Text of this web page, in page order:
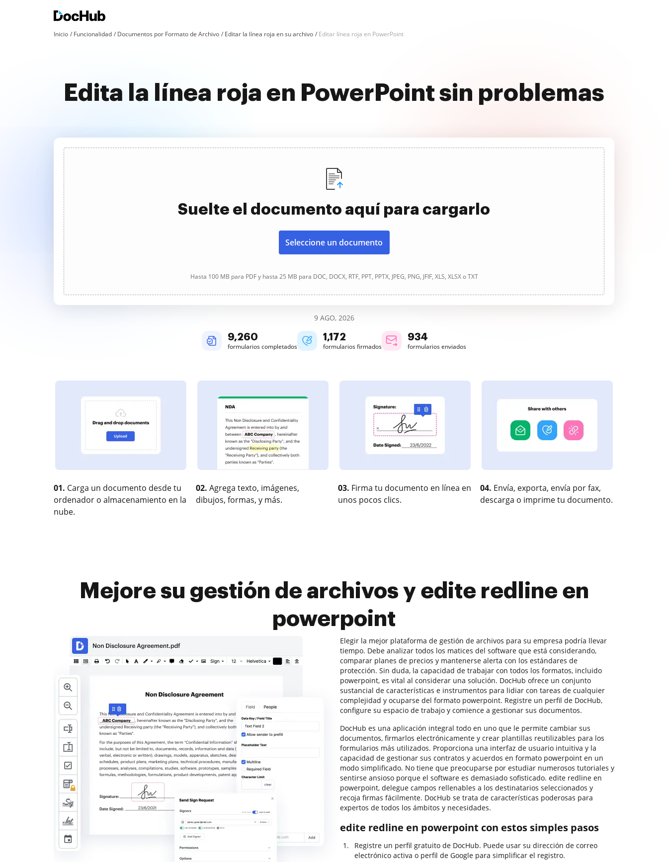
Inicio Funcionalidad Documentos por Formato de Archivo Editar la línea roja en su archivo Editar línea roja en PowerPoint
Edita la línea roja en PowerPoint sin problemas
Suelte el documento aquí para cargarlo
Seleccione un documento
Hasta 100 MB para PDF y hasta 25 MB para DOC, DOCX, RTF, PPT, PPTX, JPEG, PNG, JFIF, XLS, XLSX o TXT
9 AGO, 2026
9,262
formularios completados
1,172
formularios firmados
934
formularios enviados
01. Carga un documento desde tu
ordenador o almacenamiento en la
nube.
02. Agrega texto, imágenes,
dibujos, formas, y más.
03. Firma tu documento en línea en
unos pocos clics.
04. Envía, exporta, envía por fax,
descarga o imprime tu documento.
Mejore su gestión de archivos y edite redline en
powerpoint
Elegir la mejor plataforma de gestión de archivos para su empresa podría llevar
tiempo. Debe analizar todos los matices del software que está considerando,
comparar planes de precios y mantenerse alerta con los estándares de
protección. Sin duda, la capacidad de trabajar con todos los formatos, incluido
powerpoint, es vital al considerar una solución. DocHub ofrece un conjunto
sustancial de características e instrumentos para lidiar con tareas de cualquier
complejidad y ocuparse del formato powerpoint. Registre un perfil de DocHub,
configure su espacio de trabajo y comience a gestionar sus documentos.
DocHub es una aplicación integral todo en uno que le permite cambiar sus
documentos, firmarlos electrónicamente y crear plantillas reutilizables para los
formularios más utilizados. Proporciona una interfaz de usuario intuitiva y la
capacidad de gestionar sus contratos y acuerdos en formato powerpoint en un
modo simplificado. No tiene que preocuparse por estudiar numerosos tutoriales y
sentirse ansioso porque el software es demasiado sofisticado. edite redline en
powerpoint, delegue campos rellenables a los destinatarios seleccionados y
recoja firmas fácilmente. DocHub se trata de características poderosas para
expertos de todos los ámbitos y necesidades.
edite redline en powerpoint con estos simples pasos
Registre un perfil gratuito de DocHub. Puede usar su dirección de correo
electrónico activa o perfil de Google para simplificar el registro.